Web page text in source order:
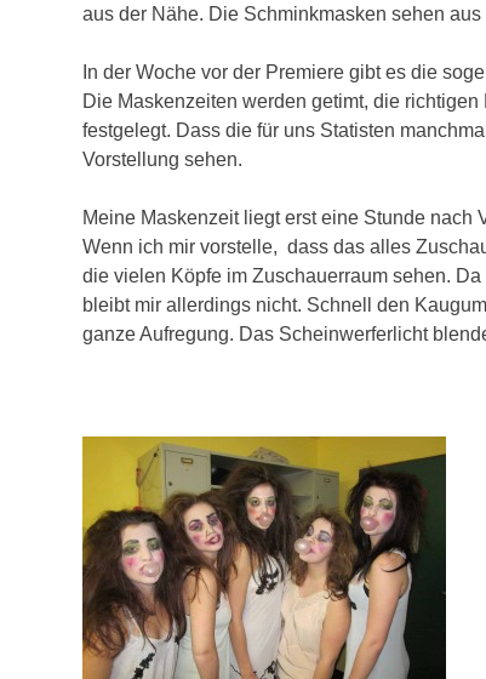
aus der Nähe. Die Schminkmasken sehen
In der Woche vor der Premiere gibt es die
Die Maskenzeiten werden getimt, die
festgelegt. Dass die für uns Statisten
Vorstellung sehen.
Meine Maskenzeit liegt erst eine Stunde nach
Wenn ich mir vorstelle, dass das alles
die vielen Köpfe im Zuschauerraum sehen.
bleibt mir allerdings nicht. Schnell den
ganze Aufregung. Das Scheinwerferlicht